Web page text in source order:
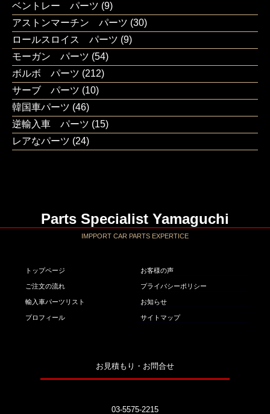
ベントレー パーツ (9)
アストンマーチン パーツ (30)
ロールスロイス パーツ (9)
モーガン パーツ (54)
ボルボ パーツ (212)
サーブ パーツ (10)
韓国車パーツ (46)
逆輸入車 パーツ (15)
レアなパーツ (24)
Parts Specialist Yamaguchi
IMPPORT CAR PARTS EXPERTICE
トップページ
ご注文の流れ
輸入車パーツリスト
プロフィール
お客様の声
プライバシーポリシー
お知らせ
サイトマップ
お見積もり・お問合せ
03-5575-2215